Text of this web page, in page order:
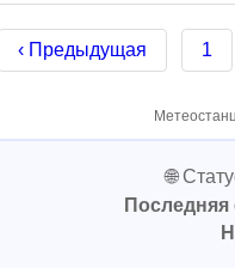
‹ Предыдущая 1
🌐
Последняя